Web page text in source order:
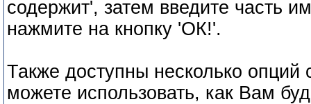
содержит', затем введите часть
нажмите на кнопку 'ОК!'.
Также доступны несколько опций
можете использовать, как Вам